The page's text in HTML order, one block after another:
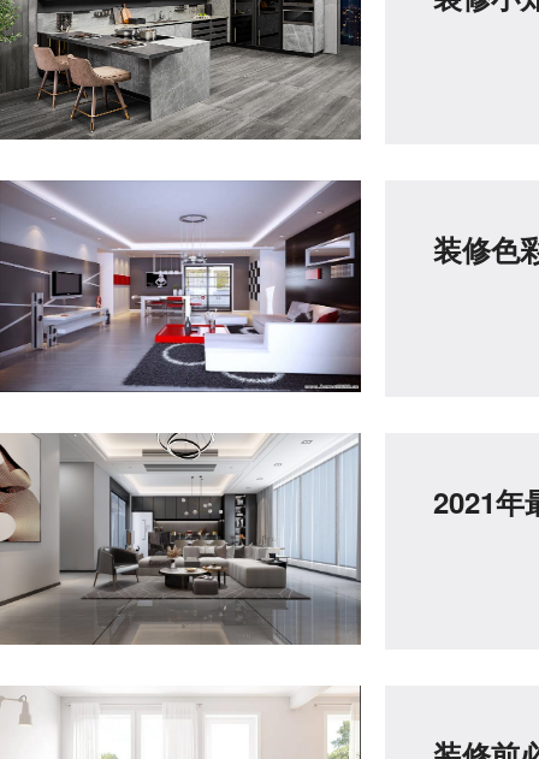
装修色
2021年